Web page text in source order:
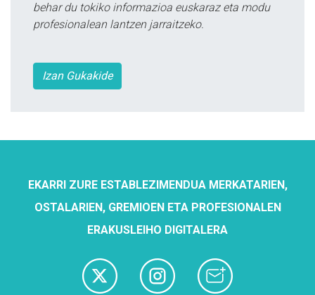
behar du tokiko informazioa euskaraz eta modu
profesionalean lantzen jarraitzeko.
Izan Gukakide
EKARRI ZURE ESTABLEZIMENDUA MERKATARIEN,
OSTALARIEN, GREMIOEN ETA PROFESIONALEN
ERAKUSLEIHO DIGITALERA